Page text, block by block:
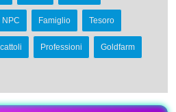
NPC Famiglio Tesoro
Professioni Goldfarm